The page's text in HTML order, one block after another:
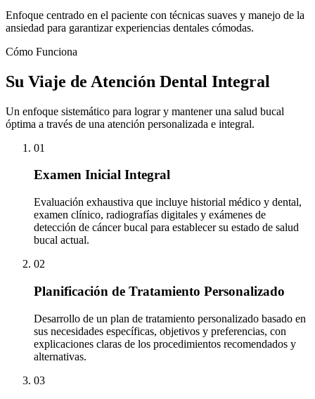
Enfoque centrado en el paciente con técnicas suaves y manejo de la
ansiedad para garantizar experiencias dentales cómodas.
Cómo Funciona
Su Viaje de Atención Dental Integral
Un enfoque sistemático para lograr y mantener una salud bucal
óptima a través de una atención personalizada e integral.
01
Examen Inicial Integral
Evaluación exhaustiva que incluye historial médico y dental,
examen clínico, radiografías digitales y exámenes de
detección de cáncer bucal para establecer su estado de salud
bucal actual.
02
Planificación de Tratamiento Personalizado
Desarrollo de un plan de tratamiento personalizado basado en
sus necesidades específicas, objetivos y preferencias, con
explicaciones claras de los procedimientos recomendados y
alternativas.
03